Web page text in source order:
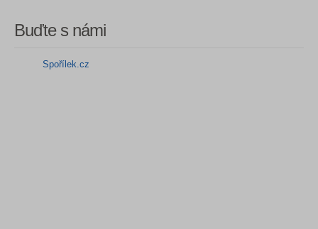
Buďte s námi
Spořílek.cz